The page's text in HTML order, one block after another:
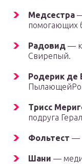
Медсестра
помогающих
Радовид —
Свирепый.
Родерик де
Трисс
подруга
Фольтест —
Шани —